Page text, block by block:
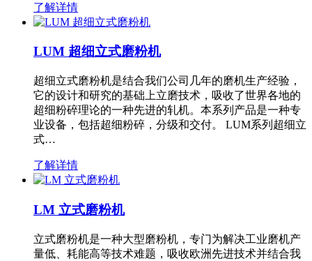
了解详情
LUM 超细立式磨粉机
超细立式磨粉机是结合我们公司几年的磨机生产经验，
它的设计和研究的基础上立磨技术，吸收了世界各地的
超细粉碎理论的一种先进的轧机。本系列产品是一种专
业设备，包括超细粉碎，分级和交付。 LUM系列超细立
式…
了解详情
LM 立式磨粉机
立式磨粉机是一种大型磨粉机，专门为解决工业磨机产
量低、耗能高等技术难题，吸收欧洲先进技术并结合我